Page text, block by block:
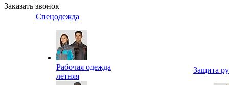
Заказать звонок
Спецодежда
Рабочая одежда
летняя
Защита